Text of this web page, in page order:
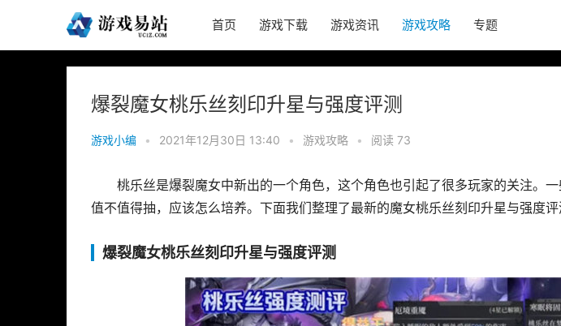
首页 游戏下载 游戏资讯 游戏攻略 专题
爆裂魔女桃乐丝刻印升星与强度评测
游戏小编 • 2021年12月30日 13:40 • 游戏攻略 • 阅读 73
桃乐丝是爆裂魔女中新出的一个角色，这个角色也引起了很多玩家的关注。
值不值得抽，应该怎么培养。下面我们整理了最新的魔女桃乐丝刻印升星与强度评
爆裂魔女桃乐丝刻印升星与强度评测